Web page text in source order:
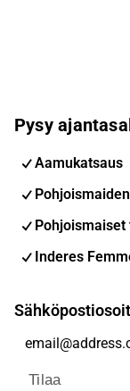
Pysy
Aamukatsaus
Inderes
Tilaa